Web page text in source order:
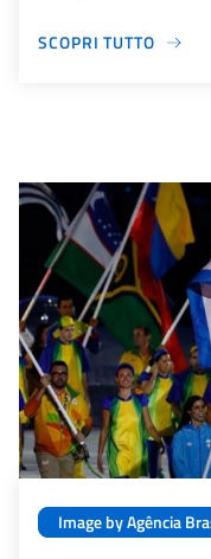
SCOPRI TUTTO
Image by Agência